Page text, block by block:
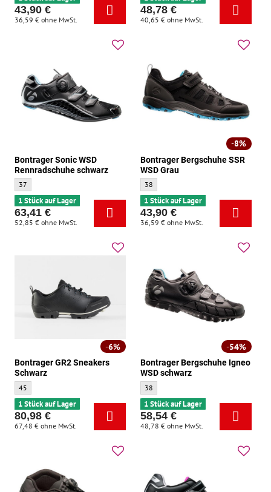
43,90 €
36,59 € ohne MwSt.
48,78 €
40,65 € ohne MwSt.
Bontrager Sonic WSD
Rennradschuhe schwarz
Bontrager Sonic WSD Rennradschuhe schwarz - Größe:
37
1 Stück auf Lager
63,41 €
52,85 € ohne MwSt.
8%
Bontrager Bergschuhe SSR
WSD Grau
Bontrager Bergschuhe SSR WSD Grau -
38
1 Stück auf Lager
43,90 €
36,59 € ohne MwSt.
6%
Bontrager GR2 Sneakers
Schwarz
Bontrager GR2 Sneakers Schwarz - Größe:
45
1 Stück auf Lager
80,98 €
67,48 € ohne MwSt.
54%
Bontrager Bergschuhe Igneo
WSD schwarz
Bontrager Bergschuhe Igneo WSD
38
1 Stück auf Lager
58,54 €
48,78 € ohne MwSt.